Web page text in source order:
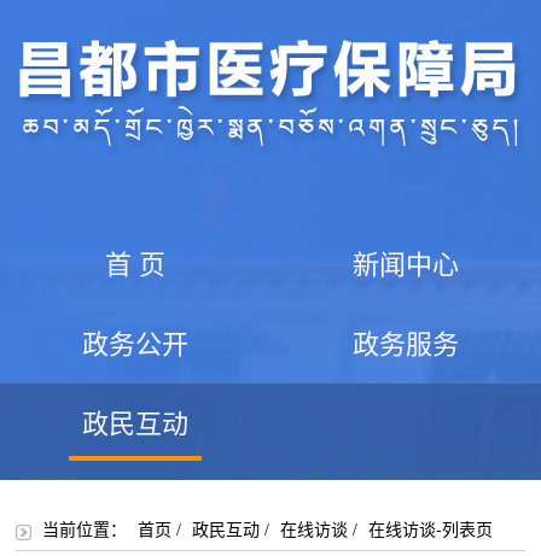
首 页 新闻中心
政务公开 政务服务
政民互动
当前位置： 首页 / 政民互动 / 在线访谈 / 在线访谈-列表页